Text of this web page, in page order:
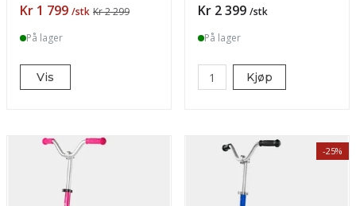
Pris
Kr 1 799 /stk Kr 2 299
På lager
Vis
Pris
Kr 2 399 /stk
På lager
Kjøp
-25%